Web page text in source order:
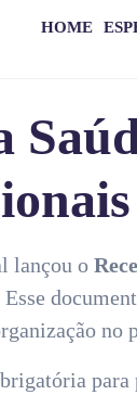
HOME
lançou o
Esse
no